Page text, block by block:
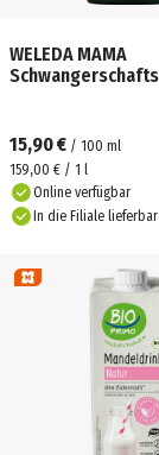
WELEDA MAMA
15,90 € / 100 ml
159,00 € / 1 l
Online verfügbar
In die Filiale lieferbar